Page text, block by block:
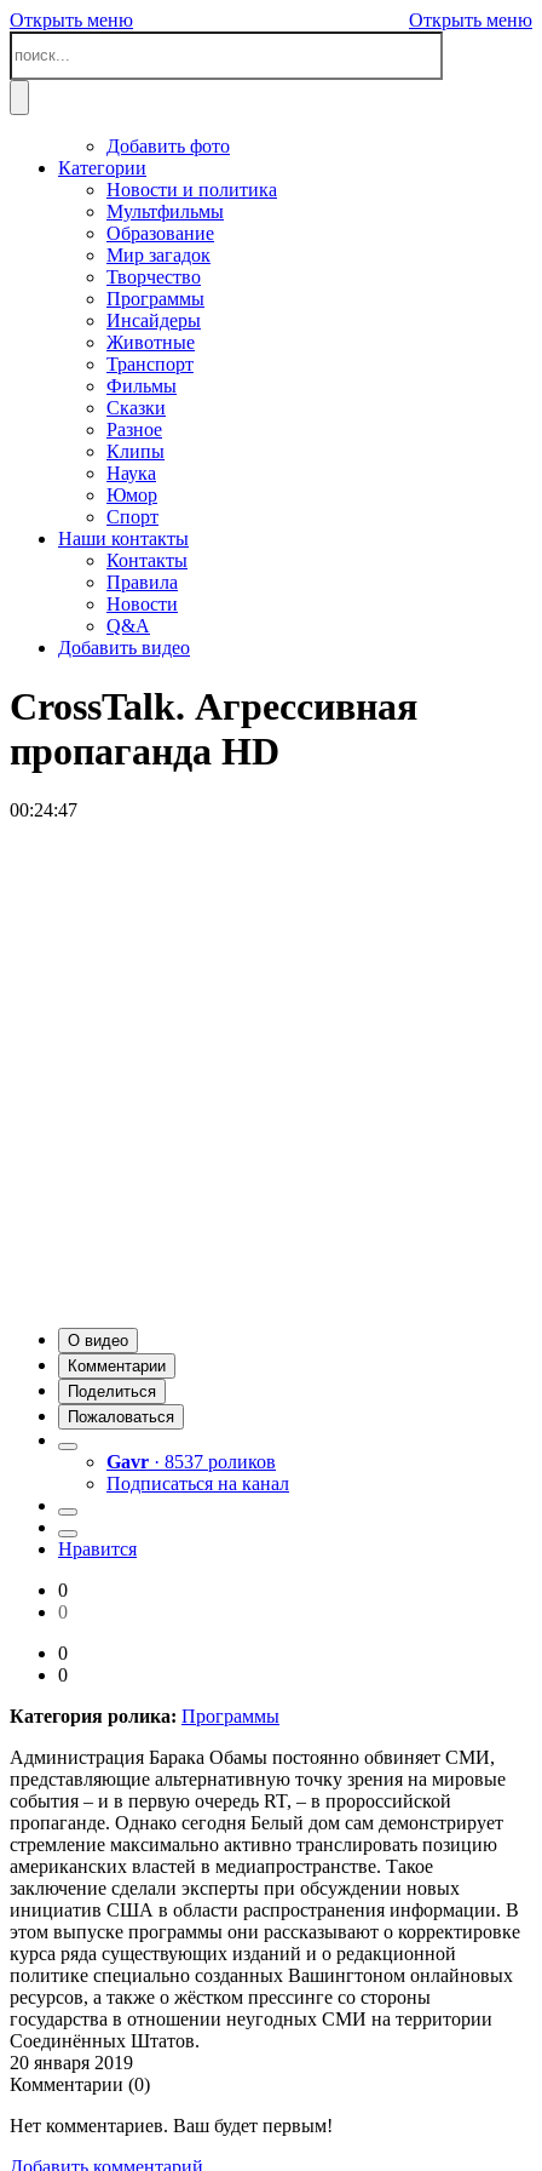
Открыть меню Открыть меню
Добавить фото
Категории
Новости и политика
Мультфильмы
Образование
Мир загадок
Творчество
Программы
Инсайдеры
Животные
Транспорт
Фильмы
Сказки
Разное
Клипы
Наука
Юмор
Спорт
Наши контакты
Контакты
Правила
Новости
Q&A
Добавить видео
CrossTalk. Агрессивная
пропаганда HD
00:24:47
О видео
Комментарии
Поделиться
Пожаловаться
Gavr · 8537 роликов
Подписаться на канал
Нравится
0
0
0
0
Категория ролика: Программы
Администрация Барака Обамы постоянно обвиняет СМИ,
представляющие альтернативную точку зрения на мировые
события – и в первую очередь RT, – в пророссийской
пропаганде. Однако сегодня Белый дом сам демонстрирует
стремление максимально активно транслировать позицию
американских властей в медиапространстве. Такое
заключение сделали эксперты при обсуждении новых
инициатив США в области распространения информации. В
этом выпуске программы они рассказывают о корректировке
курса ряда существующих изданий и о редакционной
политике специально созданных Вашингтоном онлайновых
ресурсов, а также о жёстком прессинге со стороны
государства в отношении неугодных СМИ на территории
Соединённых Штатов.
20 января 2019
Комментарии (0)
Нет комментариев. Ваш будет первым!